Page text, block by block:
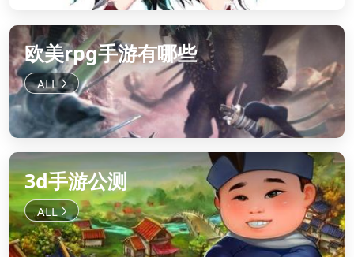
欧美rpg手游有哪些
3d手游公测